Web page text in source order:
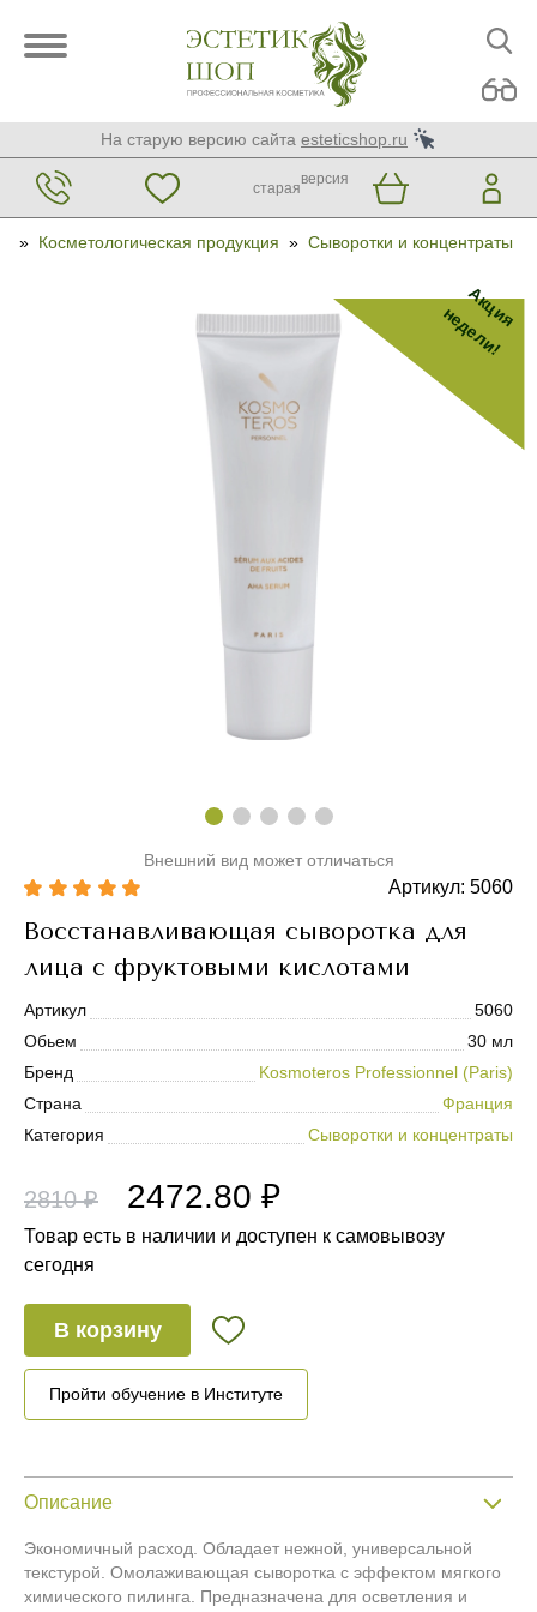
На старую версию сайта esteticshop.ru
старая
версия
» Косметологическая продукция » Сыворотки и концентраты
Акция
недели!
Внешний вид может отличаться
Артикул: 5060
Восстанавливающая сыворотка для
лица с фруктовыми кислотами
Артикул
5060
Обьем
30 мл
Бренд
Kosmoteros Professionnel (Paris)
Страна
Франция
Категория
Сыворотки и концентраты
2810 ₽ 2472.80 ₽
Товар есть в наличии и доступен к самовывозу
сегодня
В корзину
Пройти обучение в Институте
Описание
Экономичный расход. Обладает нежной, универсальной
текстурой. Омолаживающая сыворотка с эффектом мягкого
химического пилинга. Предназначена для осветления и